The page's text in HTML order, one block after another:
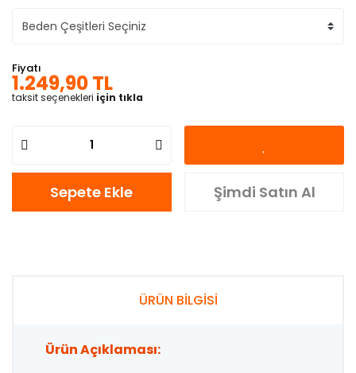
Fiyatı
1.249,90 TL
taksit seçenekleri için tıkla
Sepete Ekle Şimdi Satın Al
ÜRÜN BİLGİSİ
Ürün Açıklaması: